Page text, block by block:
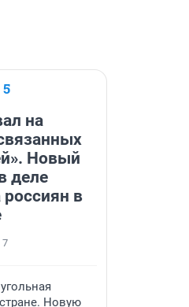
на
Новый
деле
россиян в
7
Новую